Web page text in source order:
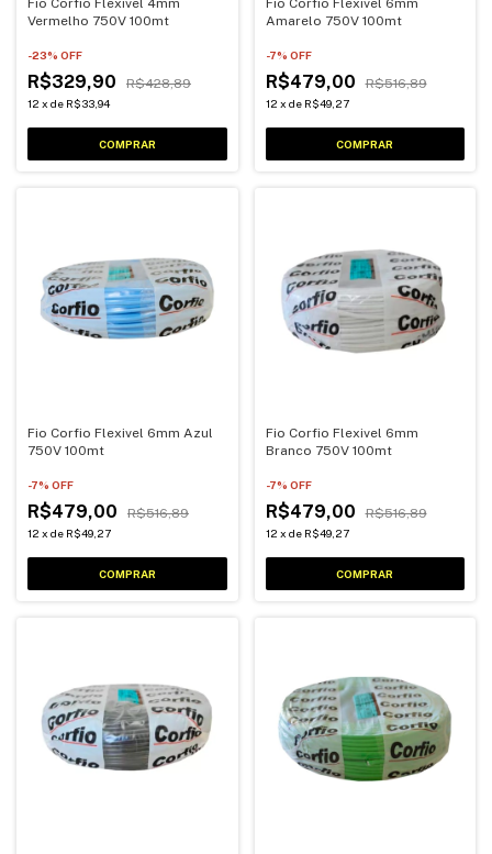
Vermelho 750V 100mt
-23% OFF
R$329,90 R$428,89
12 x de R$33,94
Amarelo 750V 100mt
-7% OFF
R$479,00 R$516,89
12 x de R$49,27
Fio Corfio Flexivel 6mm Azul
750V 100mt
-7% OFF
R$479,00 R$516,89
12 x de R$49,27
Fio Corfio Flexivel 6mm
Branco 750V 100mt
-7% OFF
R$479,00 R$516,89
12 x de R$49,27